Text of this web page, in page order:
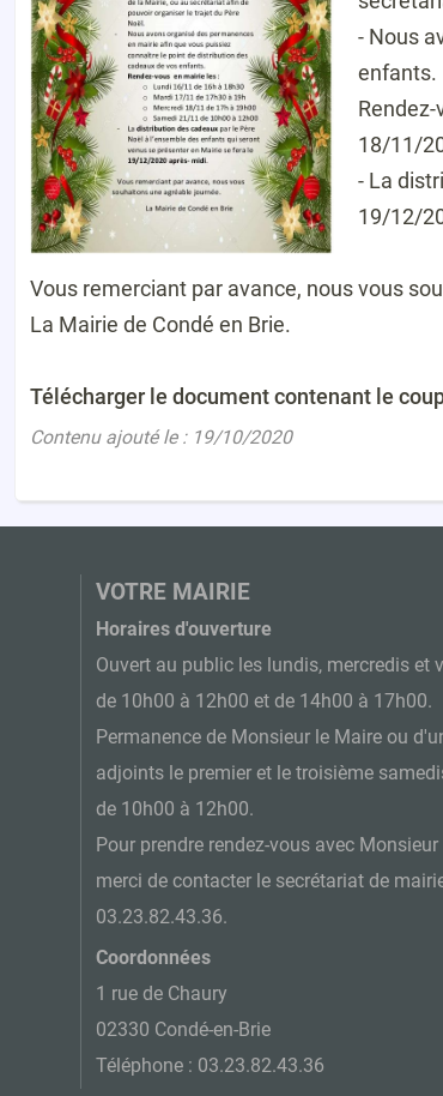
- Nous
enfants.
18/11/
- La
19/12/
Vous remerciant par avance, nous vous
La Mairie de Condé en Brie.
Télécharger le document contenant le
Contenu ajouté le : 19/10/2020
VOTRE MAIRIE
Horaires d'ouverture
Ouvert au public les lundis, mercredis et
de 10h00 à 12h00 et de 14h00 à 17h00.
Permanence de Monsieur le Maire ou
adjoints le premier et le troisième
de 10h00 à 12h00.
Pour prendre rendez-vous avec Monsieur
merci de contacter le secrétariat de
03.23.82.43.36.
Coordonnées
1 rue de Chaury
02330 Condé-en-Brie
Téléphone : 03.23.82.43.36